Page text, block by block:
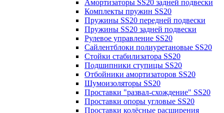
Амортизаторы SS20 задней подвески
Комплекты пружин SS20
Пружины SS20 передней подвески
Пружины SS20 задней подвески
Рулевое управление SS20
Сайлентблоки полиуретановые SS20
Стойки стабилизатора SS20
Подшипники ступицы SS20
Отбойники амортизаторов SS20
Шумоизоляторы SS20
Проставки "развал-схождение" SS20
Проставки опоры угловые SS20
Проставки колёсные расширения